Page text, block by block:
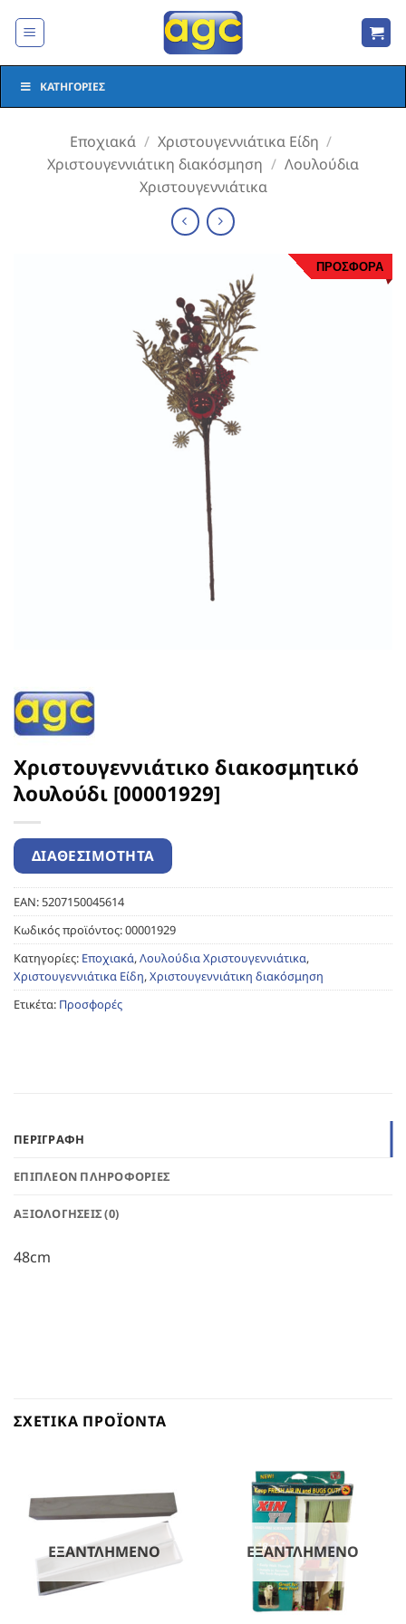
στο
ΚΑΤΗΓΟΡΊΕΣ
Εποχιακά / Χριστουγεννιάτικα Είδη /
Χριστουγεννιάτικη διακόσμηση / Λουλούδια
Χριστουγεννιάτικα
ΠΡΟΣΦΟΡΑ
Χριστουγεννιάτικο διακοσμητικό
λουλούδι [00001929]
EAN:5207150045614
Κωδικός προϊόντος:00001929
Κατηγορίες: Εποχιακά,Λουλούδια Χριστουγεννιάτικα,
Χριστουγεννιάτικα Είδη,Χριστουγεννιάτικη διακόσμηση
Ετικέτα: Προσφορές
ΠΕΡΙΓΡΑΦΉ
ΕΠΙΠΛΈΟΝ ΠΛΗΡΟΦΟΡΊΕΣ
ΑΞΙΟΛΟΓΉΣΕΙΣ (0)
48cm
ΣΧΕΤΙΚΆ ΠΡΟΪΌΝΤΑ
ΕΞΑΝΤΛΗΜΈΝΟ ΕΞΑΝΤΛΗΜΈΝΟ